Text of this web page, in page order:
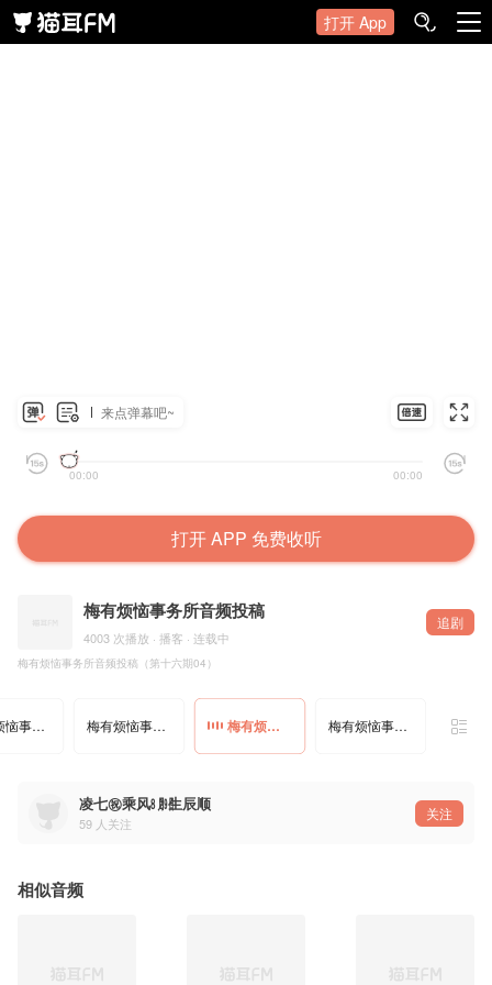
打开 App
来点弹幕吧~
00:00 00:00
打开 APP 免费收听
梅有烦恼事务所音频投稿
4003 次播放 · 播客 · 连载中
追剧
梅有烦恼事务所音频投稿（第十六期04）
梅有烦恼事务所音频投稿（第十六期02） 梅有烦恼事务所音频投稿（第十六期03） 梅有烦恼事务所音频投稿（第十六期04） 梅有烦恼事务所音频投稿（第十六期05）
凌七㊗乘风㋇㏼生辰顺
59 人关注
关注
相似音频